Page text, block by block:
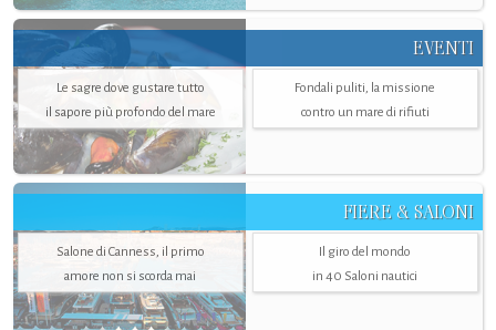
EVENTI
Le sagre dove gustare tutto
il sapore più profondo del mare
Fondali puliti, la missione
contro un mare di rifiuti
FIERE & SALONI
Salone di Canness, il primo
amore non si scorda mai
Il giro del mondo
in 40 Saloni nautici